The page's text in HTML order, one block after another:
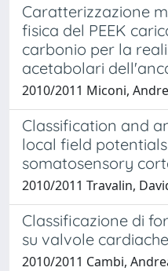
Caratterizzazione
fisica del PEEK
carbonio per la
acetabolari
2010/2011 Miconi,
Classification and
local field
somatosensory
2010/2011 Travalin,
Classificazione di
su valvole
2010/2011 Cambi,